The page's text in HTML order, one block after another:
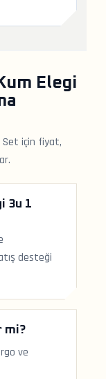
Elegi
Set için fiyat,
3u 1
desteği
mi?
ve